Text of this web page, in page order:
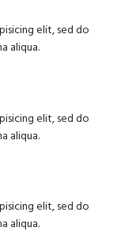
elit, sed do
aliqua.
elit, sed do
aliqua.
elit, sed do
aliqua.